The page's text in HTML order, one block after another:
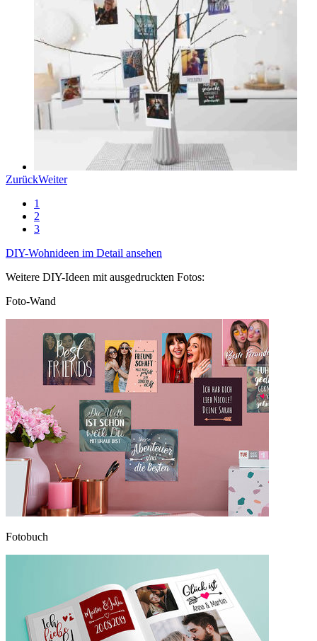
ZurückWeiter
1
2
3
DIY-Wohnideen im Detail ansehen
Weitere DIY-Ideen mit ausgedruckten Fotos:
Foto-Wand
Fotobuch